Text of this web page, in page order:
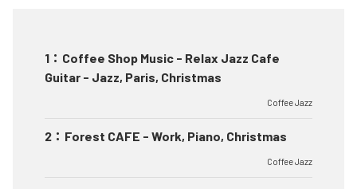
1 ： Coffee Shop Music - Relax Jazz Cafe
Guitar - Jazz, Paris, Christmas
Coffee Jazz
2 ： Forest CAFE - Work, Piano, Christmas
Coffee Jazz